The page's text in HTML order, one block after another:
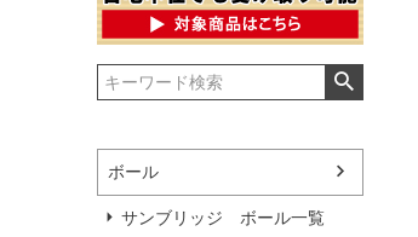
ボール
サンブリッジ ボール一覧